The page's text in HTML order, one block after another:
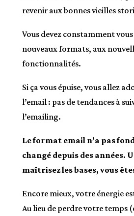
revenir aux bonnes vieilles
Vous devez constamment
nouveaux formats, aux
fonctionnalités.
Si ça vous épuise, vous allez
l’email : pas de tendances à
l’emailing.
Le format email n’a pas
changé depuis des années.
maîtrisez les bases, vous
Encore mieux, votre énergie
Au lieu de perdre votre temps